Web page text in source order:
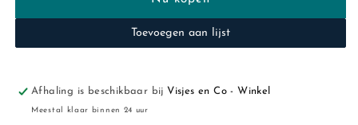
company:Telpuzzel:
Dinosaurussen
company:Telpuzzel:
Dinosaurussen
Toevoegen aan lijst
Afhaling is beschikbaar bijVisjes en Co - Winkel
Meestal klaar binnen 24 uur